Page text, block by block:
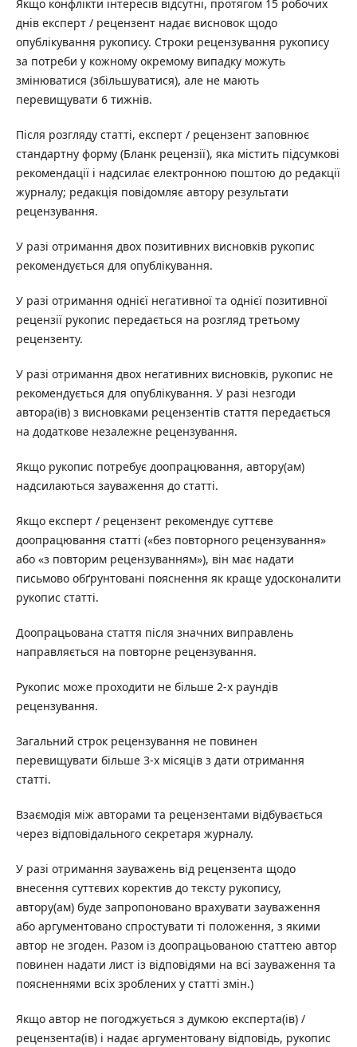
Якщо конфлікти інтересів відсутні, протягом 15 робочих
днів експерт / рецензент надає висновок щодо
опублікування рукопису. Строки рецензування рукопису
за потреби у кожному окремому випадку можуть
змінюватися (збільшуватися), але не мають
перевищувати 6 тижнів.
Після розгляду статті, експерт / рецензент заповнює
стандартну форму (Бланк рецензії), яка містить підсумкові
рекомендації і надсилає електронною поштою до редакції
журналу; редакція повідомляє автору результати
рецензування.
У разі отримання двох позитивних висновків рукопис
рекомендується для опублікування.
У разі отримання однієї негативної та однієї позитивної
рецензії рукопис передається на розгляд третьому
рецензенту.
У разі отримання двох негативних висновків, рукопис не
рекомендується для опублікування. У разі незгоди
автора(ів) з висновками рецензентів стаття передається
на додаткове незалежне рецензування.
Якщо рукопис потребує доопрацювання, автору(ам)
надсилаються зауваження до статті.
Якщо експерт / рецензент рекомендує суттєве
доопрацювання статті («без повторного рецензування»
або «з повторим рецензуванням»), він має надати
письмово обґрунтовані пояснення як краще удосконалити
рукопис статті.
Доопрацьована стаття після значних виправлень
направляється на повторне рецензування.
Рукопис може проходити не більше 2-х раундів
рецензування.
Загальний строк рецензування не повинен
перевищувати більше 3-х місяців з дати отримання
статті.
Взаємодія між авторами та рецензентами відбувається
через відповідального секретаря журналу.
У разі отримання зауважень від рецензента щодо
внесення суттєвих коректив до тексту рукопису,
автору(ам) буде запропоновано врахувати зауваження
або аргументовано спростувати ті положення, з якими
автор не згоден. Разом із доопрацьованою статтею автор
повинен надати лист із відповідями на всі зауваження та
поясненнями всіх зроблених у статті змін.)
Якщо автор не погоджується з думкою експерта(ів) /
рецензента(ів) і надає аргументовану відповідь, рукопис